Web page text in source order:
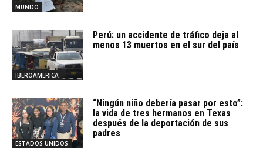
MUNDO
IBEROAMERICA
Perú: un accidente de tráfico deja al
menos 13 muertos en el sur del país
ESTADOS UNIDOS
“Ningún niño debería pasar por esto”:
la vida de tres hermanos en Texas
después de la deportación de sus
padres